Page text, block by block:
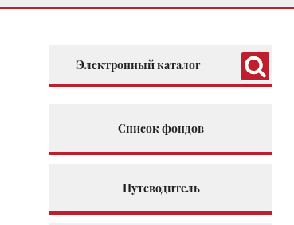
Электронный каталог
Список фондов
Путеводитель